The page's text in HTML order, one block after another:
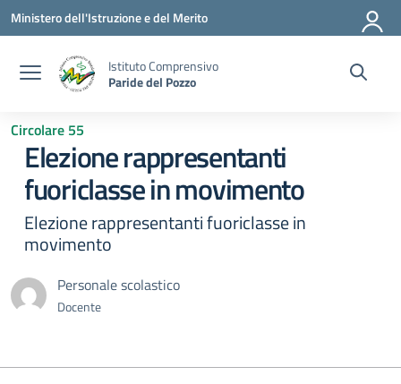
Vai ai contenuti
Vai al menu di navigazione
Vai al footer
Ministero dell'Istruzione e del Merito
Istituto Comprensivo
Paride del Pozzo
Circolare 55
Elezione rappresentanti
fuoriclasse in movimento
Elezione rappresentanti fuoriclasse in
movimento
Personale scolastico
Docente